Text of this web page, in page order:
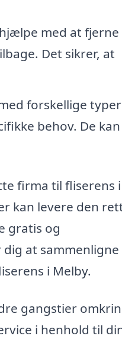
med at fjerne
Det sikrer, at
forskellige typer
behov. De kan
firma til fliserens i
kan levere den
gratis og
at sammenligne
i Melby.
gangstier
i henhold til